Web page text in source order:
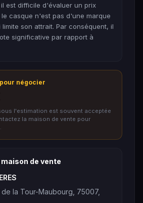
est difficile d'évaluer un prix
le casque n'est pas d'une marque
son attrait. Par conséquent, il
significative par rapport à
négocier
l'estimation est souvent acceptée
la maison de vente pour
de vente
la Tour-Maubourg, 75007,